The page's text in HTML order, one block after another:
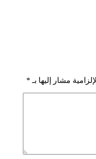
مشار إليها بـ *